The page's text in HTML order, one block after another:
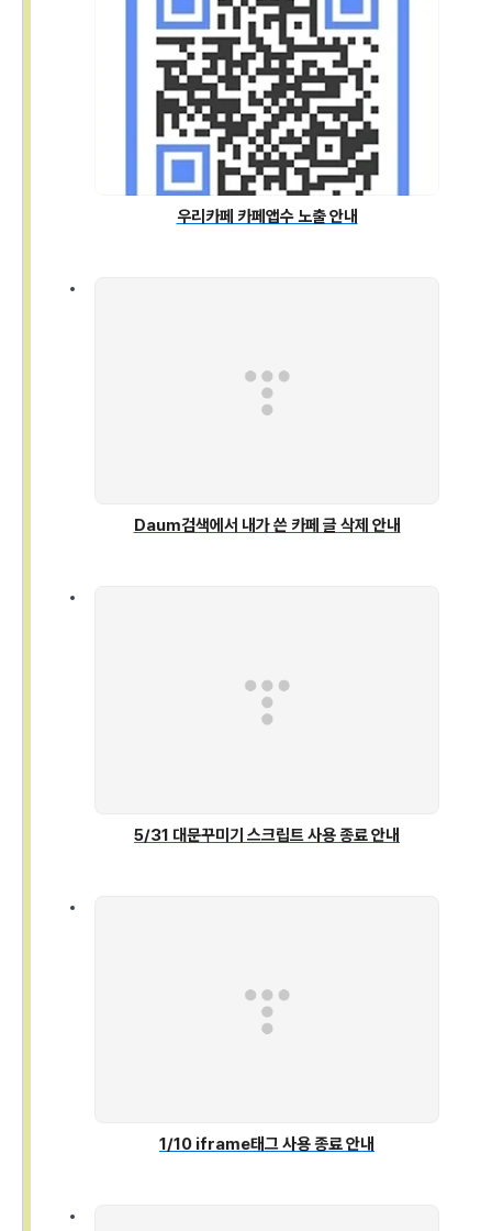
우리카페 카페앱수 노출 안내
Daum검색에서 내가 쓴 카페 글 삭제 안내
5/31 대문꾸미기 스크립트 사용 종료 안내
1/10 iframe태그 사용 종료 안내